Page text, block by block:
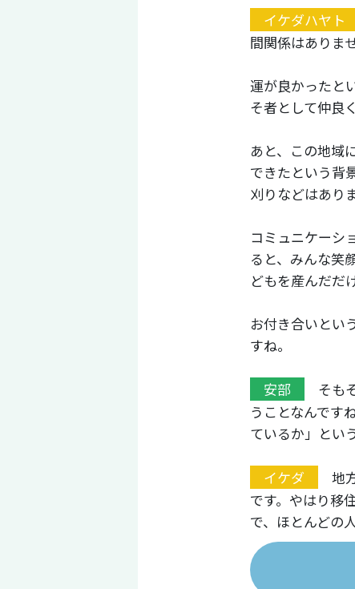
イケダハヤト
間関係はありま
運が良かったと
そ者として仲良
あと、この地域
できたという背
刈りなどはあり
コミュニケーシ
ると、みんな笑
どもを産んだだ
お付き合いとい
すね。
安部
そも
うことなんです
ているか」とい
イケダ
地
です。やはり移
で、ほとんどの